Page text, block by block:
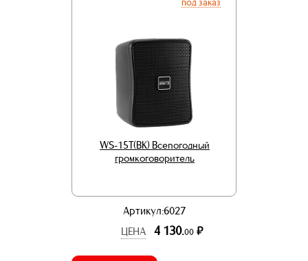
WS-15T(BK) Всепогодный
громкоговоритель
Артикул:6027
ЦЕНА
4 130.00 р.